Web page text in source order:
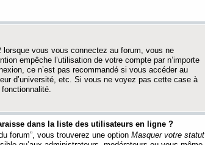
lorsque vous vous connectez au forum, vous ne
empêche l’utilisation de votre compte par n’importe
ce n’est pas recommandé si vous accéder au
d’université, etc. Si vous ne voyez pas cette case à
dans la liste des utilisateurs en ligne ?
forum”, vous trouverez une option Masquer votre statut